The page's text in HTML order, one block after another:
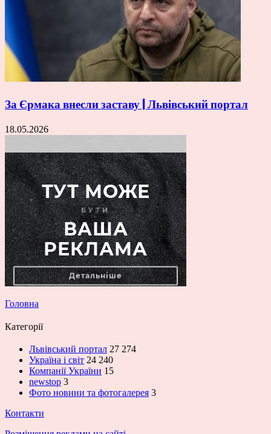
За Єрмака внесли заставу | Львівський портал
18.05.2026
Головна
Категорії
Львівський портал 27 274
Україна і світ 24 240
Компанії України 15
newstop 3
Фото новини та фотогалерея 3
Контакти